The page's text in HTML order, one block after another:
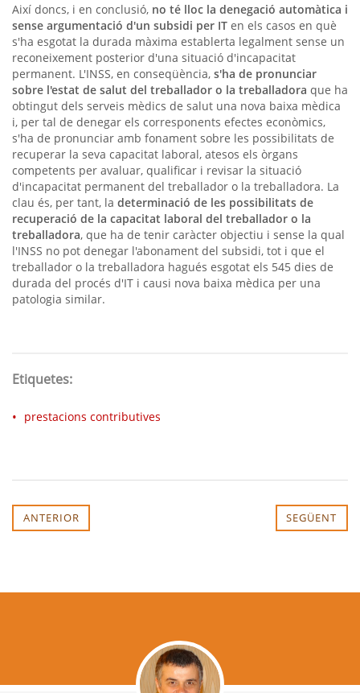
Així doncs, i en conclusió, no té lloc la denegació automàtica i
sense argumentació d'un subsidi per IT en els casos en què
s'ha esgotat la durada màxima establerta legalment sense un
reconeixement posterior d'una situació d'incapacitat
permanent. L'INSS, en conseqüència, s'ha de pronunciar
sobre l'estat de salut del treballador o la treballadora que ha
obtingut dels serveis mèdics de salut una nova baixa mèdica
i, per tal de denegar els corresponents efectes econòmics,
s'ha de pronunciar amb fonament sobre les possibilitats de
recuperar la seva capacitat laboral, atesos els òrgans
competents per avaluar, qualificar i revisar la situació
d'incapacitat permanent del treballador o la treballadora. La
clau és, per tant, la determinació de les possibilitats de
recuperació de la capacitat laboral del treballador o la
treballadora, que ha de tenir caràcter objectiu i sense la qual
l'INSS no pot denegar l'abonament del subsidi, tot i que el
treballador o la treballadora hagués esgotat els 545 dies de
durada del procés d'IT i causi nova baixa mèdica per una
patologia similar.
Etiquetes:
prestacions contributives
ANTERIOR SEGÜENT